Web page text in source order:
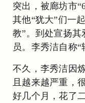
突出，被廊坊市
其他“犹大”们一
教”。到处宣扬
员。李秀洁自称“
不久，李秀洁因
且越来越严重，
好几个月，花了